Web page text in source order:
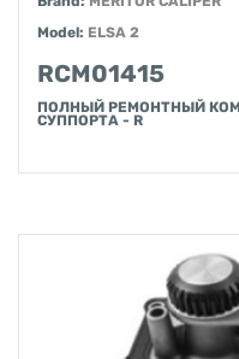
Model: ELSA 2
RCM01415
ПОЛНЫЙ РЕМОНТНЫЙ
СУППОРТА - R